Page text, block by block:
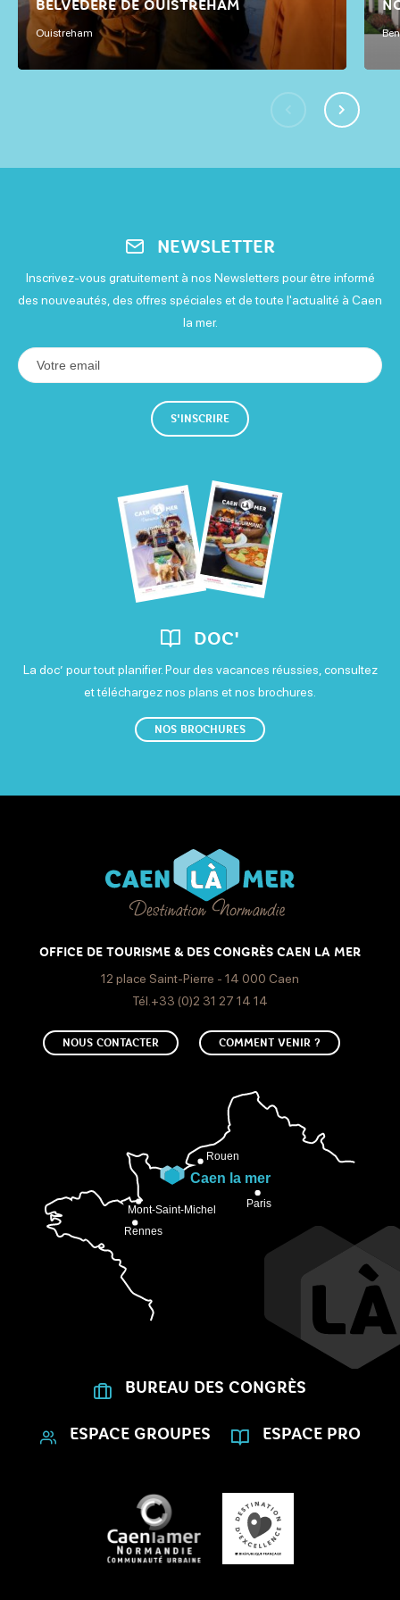
Ouvert
NORMANDY
Benouville
NEWSLETTER
Inscrivez-vous gratuitement à nos Newsletters pour être informé
des nouveautés, des offres spéciales et de toute l'actualité à Caen
la mer.
S'INSCRIRE
DOC'
La doc’ pour tout planifier. Pour des vacances réussies, consultez
et téléchargez nos plans et nos brochures.
NOS BROCHURES
OFFICE DE TOURISME & DES CONGRÈS CAEN LA MER
12 place Saint-Pierre - 14 000 Caen
Tél.+33 (0)2 31 27 14 14
NOUS CONTACTER COMMENT VENIR ?
BUREAU DES CONGRÈS
ESPACE GROUPES ESPACE PRO